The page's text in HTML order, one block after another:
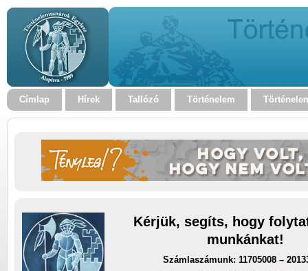
Címlap Hírek Tallózó Történelem
Kérjük, segíts, hogy
munkánkat!
Számlaszámunk: 11705008 –